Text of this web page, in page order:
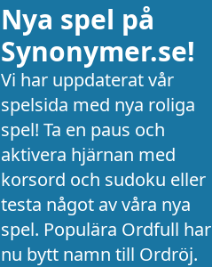
Nya spel på
Synonymer.se!
Vi har uppdaterat vår
spelsida med nya roliga
spel! Ta en paus och
aktivera hjärnan med
korsord och sudoku eller
testa något av våra nya
spel. Populära Ordfull har
nu bytt namn till Ordröj.